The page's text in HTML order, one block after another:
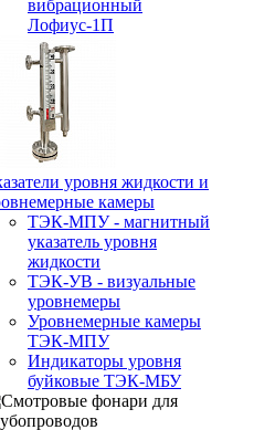
вибрационный
Лофиус-1П
уровня жидкости и
камеры
ТЭК-МПУ - магнитный
указатель уровня
жидкости
ТЭК-УВ - визуальные
уровнемеры
Уровнемерные камеры
ТЭК-МПУ
Индикаторы уровня
буйковые ТЭК-МБУ